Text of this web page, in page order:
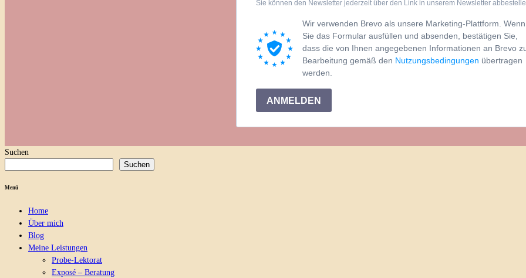
Sie können den Newsletter jederzeit über den Link in unserem Newsletter
Wir verwenden Brevo als unsere Marketing-Plattform. Wenn
Sie das Formular ausfüllen und absenden, bestätigen Sie,
dass die von Ihnen angegebenen Informationen an Brevo
Bearbeitung gemäß den Nutzungsbedingungen übertragen
werden.
ANMELDEN
Suchen
Suchen
Menü
Home
Über mich
Blog
Meine Leistungen
Probe-Lektorat
Exposé – Beratung